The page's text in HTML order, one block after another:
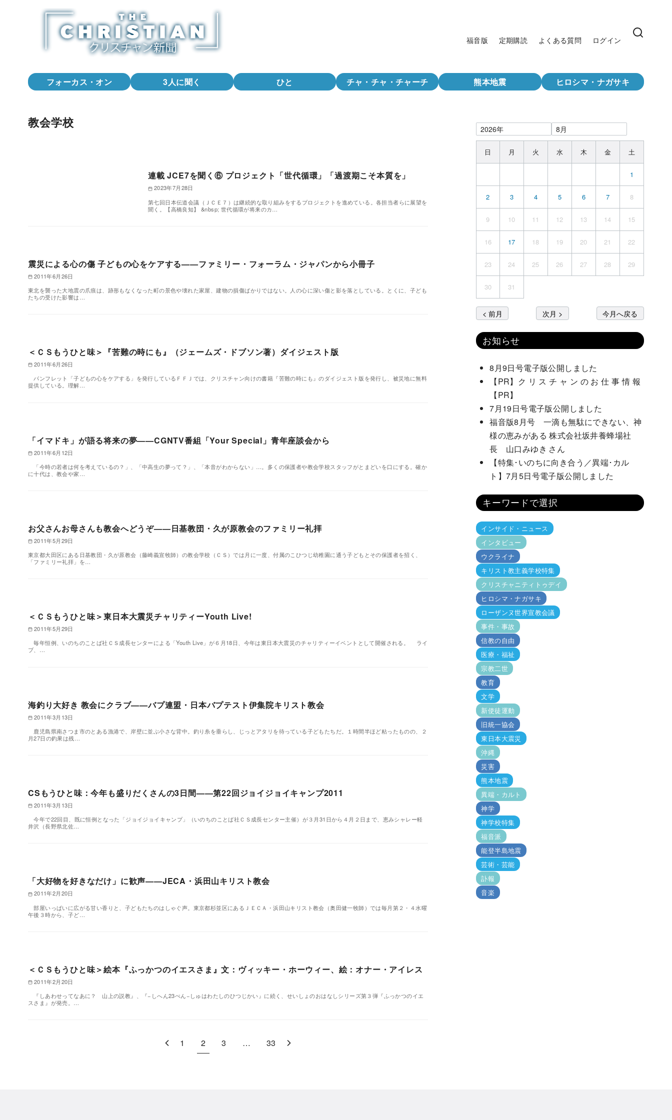
福音版 定期購読 よくある質問 ログイン
フォーカス・オン 3人に聞く ひと チャ・チャ・チャーチ 熊本地震 ヒロシマ・ナガサキ
教会学校
連載 JCE7を聞く⑥ プロジェクト「世代循環」「過渡期こそ本質を」
2023年7月28日
第七回日本伝道会議（ＪＣＥ７）は継続的な取り組みをするプロジェクトを進めている。各担当者らに展望を
聞く。【高橋良知】 &nbsp; 世代循環が将来のカ…
震災による心の傷 子どもの心をケアする——ファミリー・フォーラム・ジャパンから小冊子
2011年6月26日
東北を襲った大地震の爪痕は、跡形もなくなった町の景色や壊れた家屋、建物の損傷ばかりではない。人の心に深い傷と影を落としている。とくに、子ども
たちの受けた影響は…
＜ＣＳもうひと味＞『苦難の時にも』（ジェームズ・ドブソン著）ダイジェスト版
2011年6月26日
パンフレット「子どもの心をケアする」を発行しているＦＦＪでは、クリスチャン向けの書籍『苦難の時にも』のダイジェスト版を発行し、被災地に無料
提供している。理解…
「イマドキ」が語る将来の夢——CGNTV番組「Your Special」青年座談会から
2011年6月12日
「今時の若者は何を考えているの？」、「中高生の夢って？」、「本音がわからない」…。多くの保護者や教会学校スタッフがとまどいを口にする。確か
に十代は、教会や家…
お父さんお母さんも教会へどうぞ——日基教団・久が原教会のファミリー礼拝
2011年5月29日
東京都大田区にある日基教団・久が原教会（藤崎義宣牧師）の教会学校（ＣＳ）では月に一度、付属のこひつじ幼稚園に通う子どもとその保護者を招く、
「ファミリー礼拝」を…
＜ＣＳもうひと味＞東日本大震災チャリティーYouth Live!
2011年5月29日
毎年恒例、いのちのことば社ＣＳ成長センターによる「Youth Live」が６月18日、今年は東日本大震災のチャリティーイベントとして開催される。 ライ
ブ、…
海釣り大好き 教会にクラブ——バプ連盟・日本バプテスト伊集院キリスト教会
2011年3月13日
鹿児島県南さつま市のとある漁港で、岸壁に並ぶ小さな背中。釣り糸を垂らし、じっとアタリを待っている子どもたちだ。１時間半ほど粘ったものの、２
月27日の釣果は残…
CSもうひと味：今年も盛りだくさんの3日間——第22回ジョイジョイキャンプ2011
2011年3月13日
今年で22回目、既に恒例となった「ジョイジョイキャンプ」（いのちのことば社ＣＳ成長センター主催）が３月31日から４月２日まで、恵みシャレー軽
井沢（長野県北佐…
「大好物を好きなだけ」に歓声——JECA・浜田山キリスト教会
2011年2月20日
部屋いっぱいに広がる甘い香りと、子どもたちのはしゃぐ声。東京都杉並区にあるＪＥＣＡ・浜田山キリスト教会（奥田健一牧師）では毎月第２・４水曜
午後３時から、子ど…
＜ＣＳもうひと味＞絵本『ふっかつのイエスさま』文：ヴィッキー・ホーウィー、絵：オナー・アイレス
2011年2月20日
『しあわせってなあに？ 山上の説教』、『−しへん23ぺん−しゅはわたしのひつじかい』に続く、せいしょのおはなしシリーズ第３弾『ふっかつのイエ
スさま』が発売。…
1 2 3 … 33
日 月 火 水 木 金 土
1
2 3 4 5 6 7 8
9 10 11 12 13 14 15
16 17 18 19 20 21 22
23 24 25 26 27 28 29
30 31
< 前月 次月 > 今月へ戻る
お知らせ
8月9日号電子版公開しました
【PR】ク リ ス チ ャ ン の お 仕 事 情 報
【PR】
7月19日号電子版公開しました
福音版8月号 一滴も無駄にできない、神
様の恵みがある 株式会社坂井養蜂場社
長 山口みゆき さん
【特集･いのちに向き合う／異端･カル
ト】7月5日号電子版公開しました
キーワードで選択
インサイド・ニュース
インタビュー
ウクライナ
キリスト教主義学校特集
クリスチャニティトゥデイ
ヒロシマ・ナガサキ
ローザンヌ世界宣教会議
事件・事故
信教の自由
医療・福祉
宗教二世
教育
文学
新使徒運動
旧統一協会
東日本大震災
沖縄
災害
熊本地震
異端・カルト
神学
神学校特集
福音派
能登半島地震
芸術・芸能
訃報
音楽